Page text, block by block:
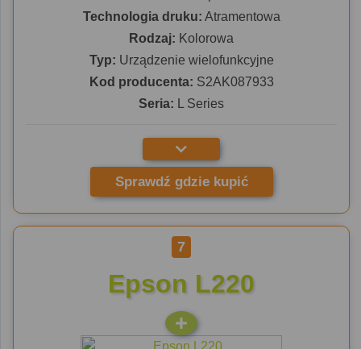
Technologia druku: Atramentowa
Rodzaj: Kolorowa
Typ: Urządzenie wielofunkcyjne
Kod producenta: S2AK087933
Seria: L Series
Sprawdź gdzie kupić
7
Epson L220